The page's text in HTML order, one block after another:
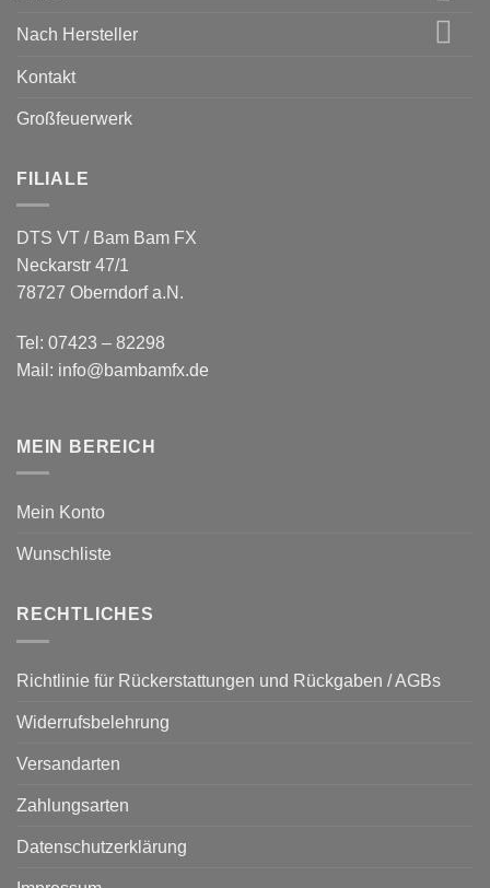
Nach Hersteller
Kontakt
Großfeuerwerk
FILIALE
DTS VT / Bam Bam FX
Neckarstr 47/1
78727 Oberndorf a.N.
Tel: 07423 – 82298
Mail: info@bambamfx.de
MEIN BEREICH
Mein Konto
Wunschliste
RECHTLICHES
Richtlinie für Rückerstattungen und Rückgaben / AGBs
Widerrufsbelehrung
Versandarten
Zahlungsarten
Datenschutzerklärung